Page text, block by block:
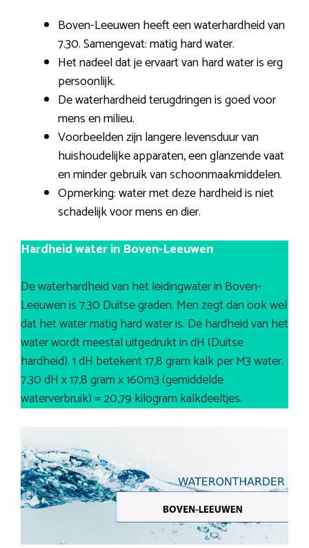
Boven-Leeuwen heeft een waterhardheid van
7.30. Samengevat: matig hard water.
Het nadeel dat je ervaart van hard water is erg
persoonlijk.
De waterhardheid terugdringen is goed voor
mens en milieu.
Voorbeelden zijn langere levensduur van
huishoudelijke apparaten, een glanzende vaat
en minder gebruik van schoonmaakmiddelen.
Opmerking: water met deze hardheid is niet
schadelijk voor mens en dier.
Hardheid water in Boven-Leeuwen
De waterhardheid van het leidingwater in Boven-
Leeuwen is 7.30 Duitse graden. Men zegt dan ook wel
dat het water matig hard water is. De hardheid van het
water wordt meestal uitgedrukt in dH (Duitse
hardheid). 1 dH betekent 17,8 gram kalk per M3 water.
7.30 dH x 17,8 gram x 160m3 (gemiddelde
waterverbruik) = 20,79 kilogram kalkdeeltjes.